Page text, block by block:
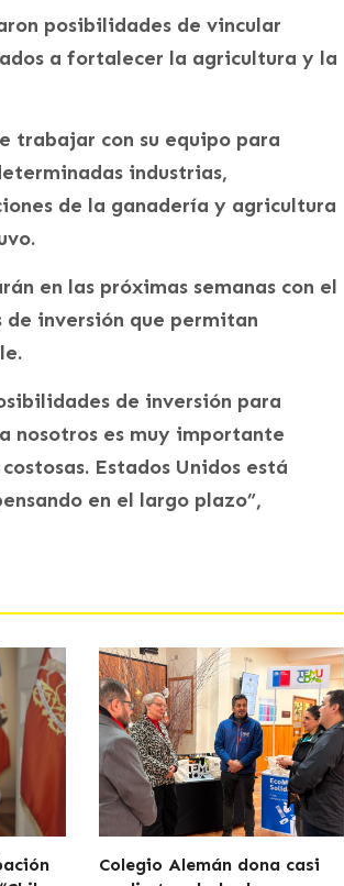
posibilidades de vincular
a fortalecer la agricultura y la
trabajar con su equipo para
industrias,
de la ganadería y agricultura
en las próximas semanas con el
inversión que permitan
de inversión para
nosotros es muy importante
Estados Unidos está
en el largo plazo”,
Colegio Alemán dona casi